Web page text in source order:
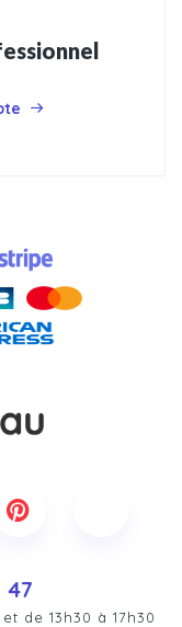
de 13h30 à 17h30